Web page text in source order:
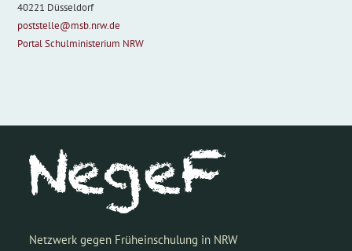
40221 Düsseldorf
poststelle@msb.nrw.de
Portal Schulministerium NRW
Netzwerk gegen Früheinschulung in NRW